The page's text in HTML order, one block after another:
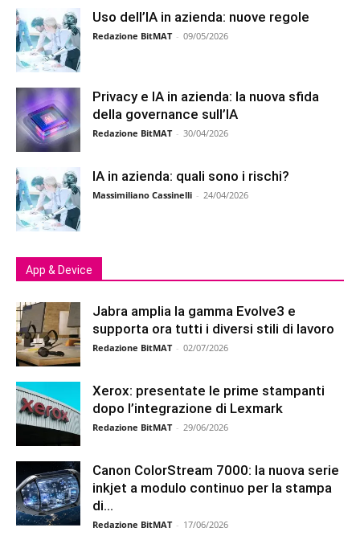
Uso dell’IA in azienda: nuove regole
Redazione BitMAT - 09/05/2026
Privacy e IA in azienda: la nuova sfida
della governance sull’IA
Redazione BitMAT - 30/04/2026
IA in azienda: quali sono i rischi?
Massimiliano Cassinelli - 24/04/2026
App & Device
Jabra amplia la gamma Evolve3 e
supporta ora tutti i diversi stili di lavoro
Redazione BitMAT - 02/07/2026
Xerox: presentate le prime stampanti
dopo l’integrazione di Lexmark
Redazione BitMAT - 29/06/2026
Canon ColorStream 7000: la nuova serie
inkjet a modulo continuo per la stampa
di...
Redazione BitMAT - 17/06/2026